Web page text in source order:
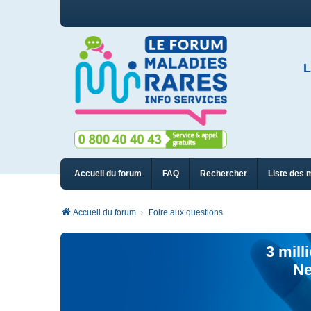
Accueil du forum FAQ Rechercher Liste des
Accueil du forum Foire aux questions
3